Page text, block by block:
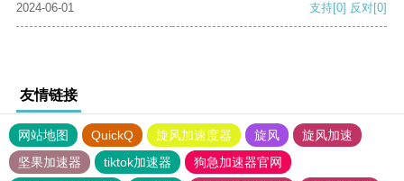
2024-06-01 支持[0] 反对[0]
友情链接
网站地图 QuickQ 旋风加速度器 旋风
旋风加速
坚果加速器
tiktok加速器
狗急加速器官网